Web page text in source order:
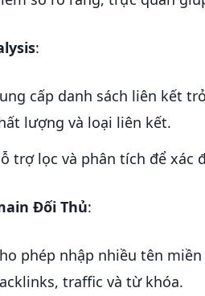
:
cấp danh sách liên kết
lượng và loại liên kết.
trợ lọc và phân tích để xác
Đối Thủ:
phép nhập nhiều tên
traffic và từ khóa.